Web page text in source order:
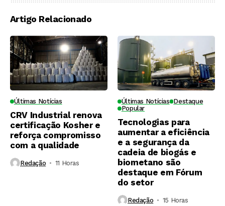
Artigo Relacionado
Últimas Notícias
CRV Industrial renova
certificação Kosher e
reforça compromisso
com a qualidade
Redação 11 Horas ⁮
Últimas Notícias Destaque
Popular
Tecnologias para
aumentar a eficiência
e a segurança da
cadeia de biogás e
biometano são
destaque em Fórum
do setor
Redação 15 Horas ⁮